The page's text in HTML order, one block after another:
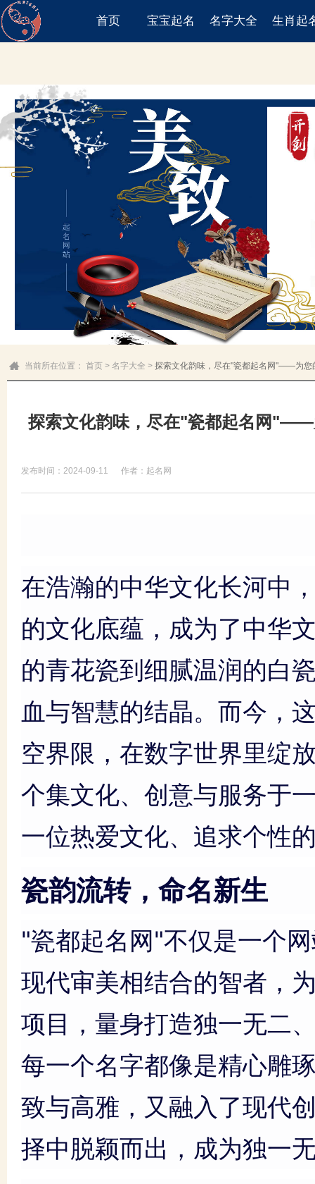
首页 宝宝起名 名字大全 生肖起
当前所在位置： 首页 > 名字大全 > 探索文化韵味，尽在"瓷都起名网"——为您
探索文化韵味，尽在"瓷都起名网"——
发布时间：2024-09-11 作者：起名网
在浩瀚的中华文化长河中
的文化底蕴，成为了中华
的青花瓷到细腻温润的白
血与智慧的结晶。而今，
空界限，在数字世界里绽
个集文化、创意与服务于
一位热爱文化、追求个性
瓷韵流转，命名新生
"瓷都起名网"不仅是一个
现代审美相结合的智者，
项目，量身打造独一无二
每一个名字都像是精心雕
致与高雅，又融入了现代
择中脱颖而出，成为独一